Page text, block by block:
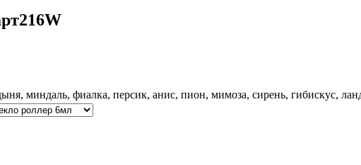
миндаль, фиалка, персик, анис, пион, мимоза, сирень, гибискус,